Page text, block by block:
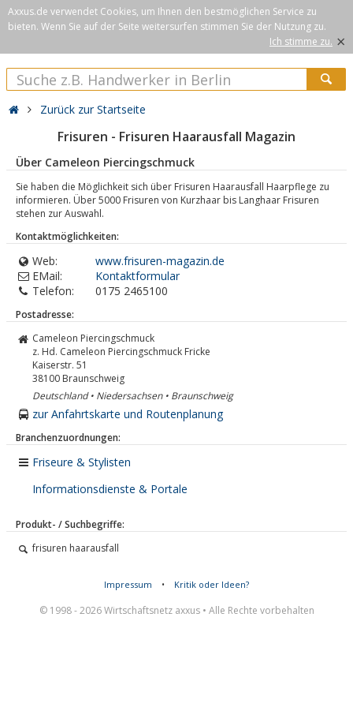
Axxus.de verwendet Cookies, um Ihnen den bestmöglichen Service zu
bieten. Wenn Sie auf der Seite weitersurfen stimmen Sie der Nutzung zu.
Ich stimme zu. ×
Zurück zur Startseite
Frisuren - Frisuren Haarausfall Magazin
Über Cameleon Piercingschmuck
Sie haben die Möglichkeit sich über Frisuren Haarausfall Haarpflege zu
informieren. Über 5000 Frisuren von Kurzhaar bis Langhaar Frisuren
stehen zur Auswahl.
Kontaktmöglichkeiten:
Web:
www.frisuren-magazin.de
EMail:
Kontaktformular
Telefon:
0175 2465100
Postadresse:
Cameleon Piercingschmuck
z. Hd. Cameleon Piercingschmuck Fricke
Kaiserstr. 51
38100 Braunschweig
Deutschland • Niedersachsen • Braunschweig
zur Anfahrtskarte und Routenplanung
Branchenzuordnungen:
Friseure & Stylisten
Informationsdienste & Portale
Produkt- / Suchbegriffe:
frisuren haarausfall
Impressum • Kritik oder Ideen?
© 1998 - 2026 Wirtschaftsnetz axxus • Alle Rechte vorbehalten